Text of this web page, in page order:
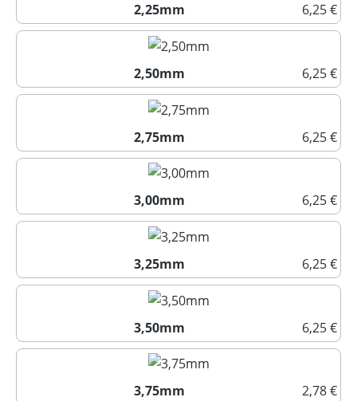
2,25mm
6,25 €
2,25mm
2,50mm
6,25 €
2,50mm
2,75mm
6,25 €
2,75mm
3,00mm
6,25 €
3,00mm
3,25mm
6,25 €
3,25mm
3,50mm
6,25 €
3,50mm
3,75mm
2,78 €